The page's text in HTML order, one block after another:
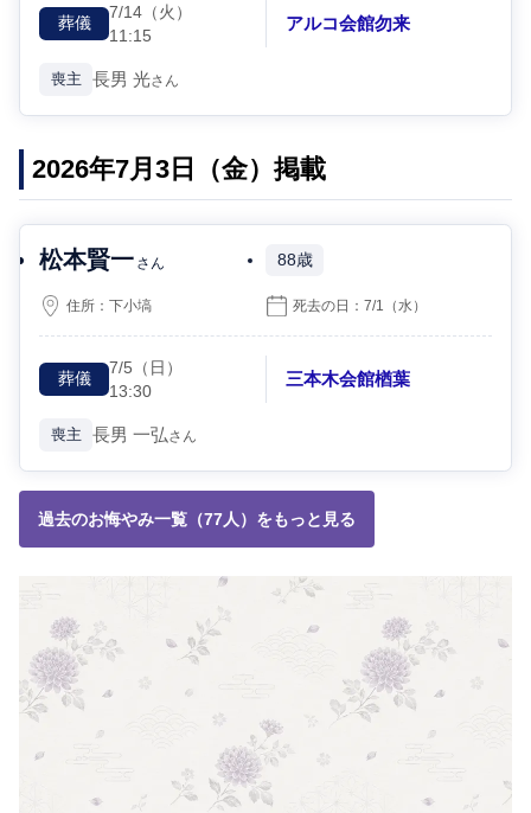
葬儀
7/14 （火）
11:15
アルコ会館勿来
喪主 長男 光さん
2026年7月3日（金）掲載
松本賢一 さん 88歳
住所：下小塙 死去の日：7/1 （水）
葬儀
7/5 （日）
13:30
三本木会館楢葉
喪主 長男 一弘さん
過去のお悔やみ一覧（77人）をもっと見る